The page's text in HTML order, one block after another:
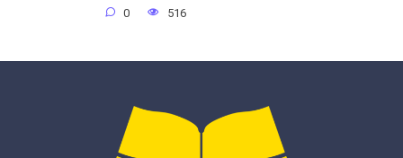
0 516